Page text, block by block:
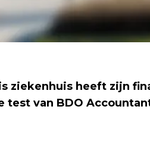
ziekenhuis heeft zijn
test van BDO